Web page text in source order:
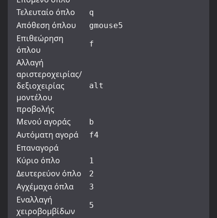
Τελευταίο όπλο
q
Απόθεση όπλου gmouse5
Επιθεώρηση
όπλου
f
Αλλαγή
αριστεροχειρίας/
δεξιοχειρίας
μοντέλου
προβολής
alt
Μενού αγοράς b
Αυτόματη αγορά f4
Επαναγορά
Κύριο όπλο
1
Δευτερεύον όπλο 2
Αγχέμαχα όπλα 3
Εναλλαγή
χειροβομβίδων
5